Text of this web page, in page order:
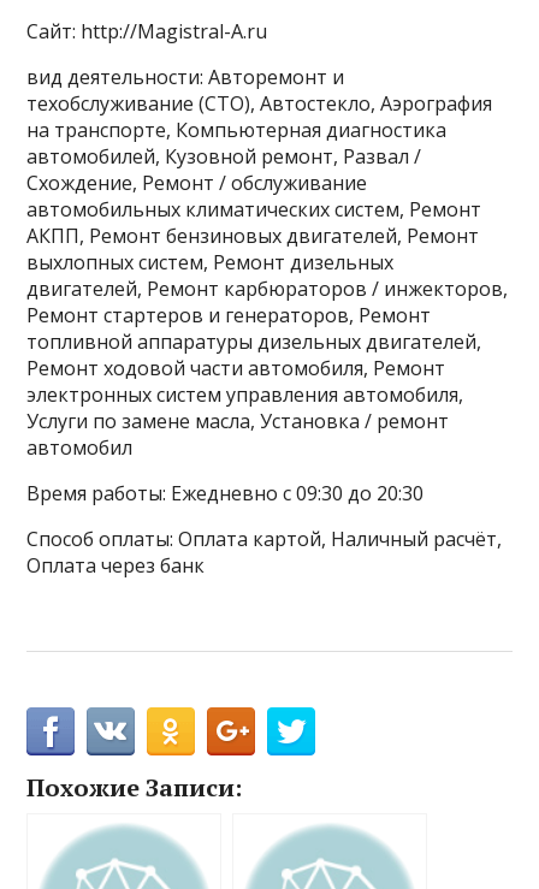
Сайт: http://Magistral-A.ru
вид деятельности: Авторемонт и
техобслуживание (СТО), Автостекло, Аэрография
на транспорте, Компьютерная диагностика
автомобилей, Кузовной ремонт, Развал /
Схождение, Ремонт / обслуживание
автомобильных климатических систем, Ремонт
АКПП, Ремонт бензиновых двигателей, Ремонт
выхлопных систем, Ремонт дизельных
двигателей, Ремонт карбюраторов / инжекторов,
Ремонт стартеров и генераторов, Ремонт
топливной аппаратуры дизельных двигателей,
Ремонт ходовой части автомобиля, Ремонт
электронных систем управления автомобиля,
Услуги по замене масла, Установка / ремонт
автомобил
Время работы: Ежедневно с 09:30 до 20:30
Способ оплаты: Оплата картой, Наличный расчёт,
Оплата через банк
Похожие Записи: